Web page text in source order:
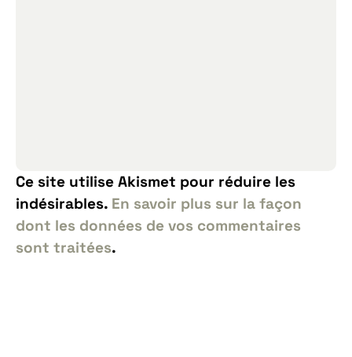
Ce site utilise Akismet pour réduire les
indésirables. En savoir plus sur la façon
dont les données de vos commentaires
sont traitées.